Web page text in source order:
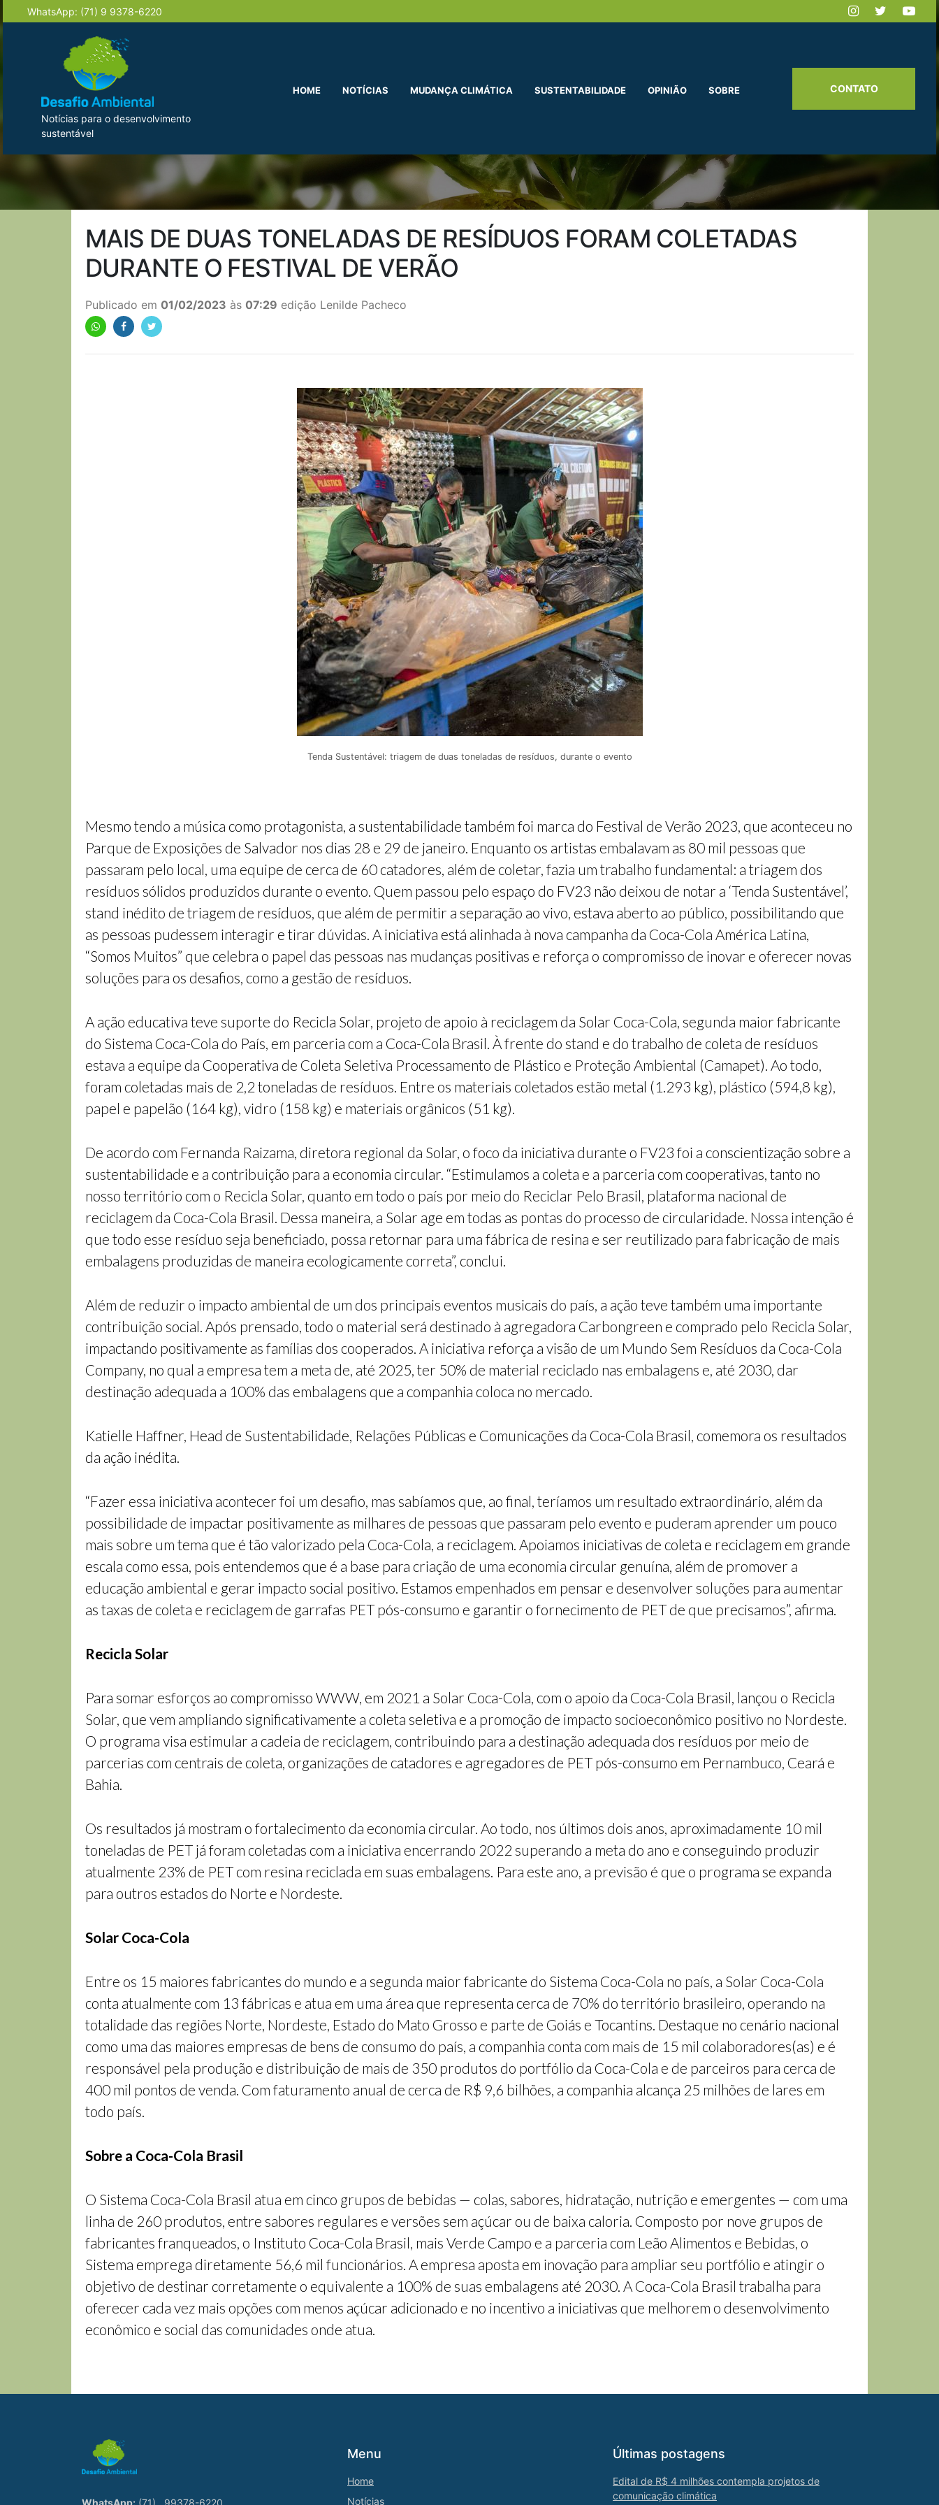
WhatsApp: (71) 9 9378-6220
Notícias para o desenvolvimento
sustentável
HOME NOTÍCIAS MUDANÇA CLIMÁTICA SUSTENTABILIDADE OPINIÃO SOBRE CONTATO
MAIS DE DUAS TONELADAS DE RESÍDUOS FORAM COLETADAS
DURANTE O FESTIVAL DE VERÃO
Publicado em 01/02/2023 às 07:29 edição Lenilde Pacheco
Tenda Sustentável: triagem de duas toneladas de resíduos, durante o evento
Mesmo tendo a música como protagonista, a sustentabilidade também foi marca do Festival de Verão 2023, que aconteceu no
Parque de Exposições de Salvador nos dias 28 e 29 de janeiro. Enquanto os artistas embalavam as 80 mil pessoas que
passaram pelo local, uma equipe de cerca de 60 catadores, além de coletar, fazia um trabalho fundamental: a triagem dos
resíduos sólidos produzidos durante o evento. Quem passou pelo espaço do FV23 não deixou de notar a ‘Tenda Sustentável’,
stand inédito de triagem de resíduos, que além de permitir a separação ao vivo, estava aberto ao público, possibilitando que
as pessoas pudessem interagir e tirar dúvidas. A iniciativa está alinhada à nova campanha da Coca-Cola América Latina,
“Somos Muitos” que celebra o papel das pessoas nas mudanças positivas e reforça o compromisso de inovar e oferecer novas
soluções para os desafios, como a gestão de resíduos.
A ação educativa teve suporte do Recicla Solar, projeto de apoio à reciclagem da Solar Coca-Cola, segunda maior fabricante
do Sistema Coca-Cola do País, em parceria com a Coca-Cola Brasil. À frente do stand e do trabalho de coleta de resíduos
estava a equipe da Cooperativa de Coleta Seletiva Processamento de Plástico e Proteção Ambiental (Camapet). Ao todo,
foram coletadas mais de 2,2 toneladas de resíduos. Entre os materiais coletados estão metal (1.293 kg), plástico (594,8 kg),
papel e papelão (164 kg), vidro (158 kg) e materiais orgânicos (51 kg).
De acordo com Fernanda Raizama, diretora regional da Solar, o foco da iniciativa durante o FV23 foi a conscientização sobre a
sustentabilidade e a contribuição para a economia circular. “Estimulamos a coleta e a parceria com cooperativas, tanto no
nosso território com o Recicla Solar, quanto em todo o país por meio do Reciclar Pelo Brasil, plataforma nacional de
reciclagem da Coca-Cola Brasil. Dessa maneira, a Solar age em todas as pontas do processo de circularidade. Nossa intenção é
que todo esse resíduo seja beneficiado, possa retornar para uma fábrica de resina e ser reutilizado para fabricação de mais
embalagens produzidas de maneira ecologicamente correta”, conclui.
Além de reduzir o impacto ambiental de um dos principais eventos musicais do país, a ação teve também uma importante
contribuição social. Após prensado, todo o material será destinado à agregadora Carbongreen e comprado pelo Recicla Solar,
impactando positivamente as famílias dos cooperados. A iniciativa reforça a visão de um Mundo Sem Resíduos da Coca-Cola
Company, no qual a empresa tem a meta de, até 2025, ter 50% de material reciclado nas embalagens e, até 2030, dar
destinação adequada a 100% das embalagens que a companhia coloca no mercado.
Katielle Haffner, Head de Sustentabilidade, Relações Públicas e Comunicações da Coca-Cola Brasil, comemora os resultados
da ação inédita.
“Fazer essa iniciativa acontecer foi um desafio, mas sabíamos que, ao final, teríamos um resultado extraordinário, além da
possibilidade de impactar positivamente as milhares de pessoas que passaram pelo evento e puderam aprender um pouco
mais sobre um tema que é tão valorizado pela Coca-Cola, a reciclagem. Apoiamos iniciativas de coleta e reciclagem em grande
escala como essa, pois entendemos que é a base para criação de uma economia circular genuína, além de promover a
educação ambiental e gerar impacto social positivo. Estamos empenhados em pensar e desenvolver soluções para aumentar
as taxas de coleta e reciclagem de garrafas PET pós-consumo e garantir o fornecimento de PET de que precisamos”, afirma.
Recicla Solar
Para somar esforços ao compromisso WWW, em 2021 a Solar Coca-Cola, com o apoio da Coca-Cola Brasil, lançou o Recicla
Solar, que vem ampliando significativamente a coleta seletiva e a promoção de impacto socioeconômico positivo no Nordeste.
O programa visa estimular a cadeia de reciclagem, contribuindo para a destinação adequada dos resíduos por meio de
parcerias com centrais de coleta, organizações de catadores e agregadores de PET pós-consumo em Pernambuco, Ceará e
Bahia.
Os resultados já mostram o fortalecimento da economia circular. Ao todo, nos últimos dois anos, aproximadamente 10 mil
toneladas de PET já foram coletadas com a iniciativa encerrando 2022 superando a meta do ano e conseguindo produzir
atualmente 23% de PET com resina reciclada em suas embalagens. Para este ano, a previsão é que o programa se expanda
para outros estados do Norte e Nordeste.
Solar Coca-Cola
Entre os 15 maiores fabricantes do mundo e a segunda maior fabricante do Sistema Coca-Cola no país, a Solar Coca-Cola
conta atualmente com 13 fábricas e atua em uma área que representa cerca de 70% do território brasileiro, operando na
totalidade das regiões Norte, Nordeste, Estado do Mato Grosso e parte de Goiás e Tocantins. Destaque no cenário nacional
como uma das maiores empresas de bens de consumo do país, a companhia conta com mais de 15 mil colaboradores(as) e é
responsável pela produção e distribuição de mais de 350 produtos do portfólio da Coca-Cola e de parceiros para cerca de
400 mil pontos de venda. Com faturamento anual de cerca de R$ 9,6 bilhões, a companhia alcança 25 milhões de lares em
todo país.
Sobre a Coca-Cola Brasil
O Sistema Coca-Cola Brasil atua em cinco grupos de bebidas — colas, sabores, hidratação, nutrição e emergentes — com uma
linha de 260 produtos, entre sabores regulares e versões sem açúcar ou de baixa caloria. Composto por nove grupos de
fabricantes franqueados, o Instituto Coca-Cola Brasil, mais Verde Campo e a parceria com Leão Alimentos e Bebidas, o
Sistema emprega diretamente 56,6 mil funcionários. A empresa aposta em inovação para ampliar seu portfólio e atingir o
objetivo de destinar corretamente o equivalente a 100% de suas embalagens até 2030. A Coca-Cola Brasil trabalha para
oferecer cada vez mais opções com menos açúcar adicionado e no incentivo a iniciativas que melhorem o desenvolvimento
econômico e social das comunidades onde atua.
WhatsApp: (71) 99378-6220
Menu
Home
Notícias
Últimas postagens
Edital de R$ 4 milhões contempla projetos de
comunicação climática